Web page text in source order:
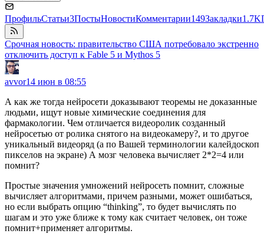
ПрофильСтатьи3ПостыНовостиКомментарии149Закладки1.7K
Срочная новость: правительство США потребовало экстренно
отключить доступ к Fable 5 и Mythos 5
avvor14 июн в 08:55
А как же тогда нейросети доказывают теоремы не доказанные
людьми, ищут новые химические соединения для
фармакологии. Чем отличается видеоролик созданный
нейросетью от ролика снятого на видеокамеру?, и то другое
уникальный видеоряд (а по Вашей терминологии калейдоскоп
пикселов на экране) А мозг человека вычисляет 2*2=4 или
помнит?
Простые значения умножений нейросеть помнит, сложные
вычисляет алгоритмами, причем разными, может ошибаться,
но если выбрать опцию “thinking”, то будет вычислять по
шагам и это уже ближе к тому как считает человек, он тоже
помнит+применяет алгоритмы.